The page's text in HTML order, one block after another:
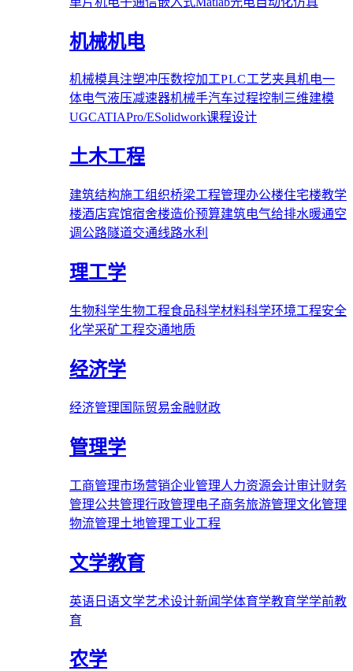
机械机电
机械模具注塑冲压数控加工PLC工艺夹具机电一
体电气液压减速器机械手汽车过程控制 三维建模
UGCATIAPro/ESolidwork课程设计
土木工程
建筑结构施工组织桥梁工程管理办公楼住宅楼教学
楼酒店宾馆宿舍楼造价预算建筑电气给排水暖通空
调 公路隧道交通线路水利
理工学
生物科学生物工程食品科学材料科学环境工程安全
化学采矿工程交通地质
经济学
经济管理 国际贸易金融财政
管理学
工商管理市场营销企业管理人力资源会计审计财务
管理公共管理行政管理电子商务旅游管理文化管理
物流管理土地管理工业工程
文学教育
英语 日语文学艺术设计新闻学体育学教育学学前教
育
农学